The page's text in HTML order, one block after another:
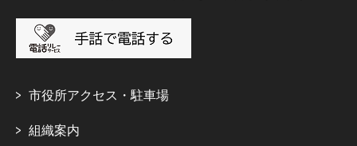
市役所アクセス・駐車場
組織案内